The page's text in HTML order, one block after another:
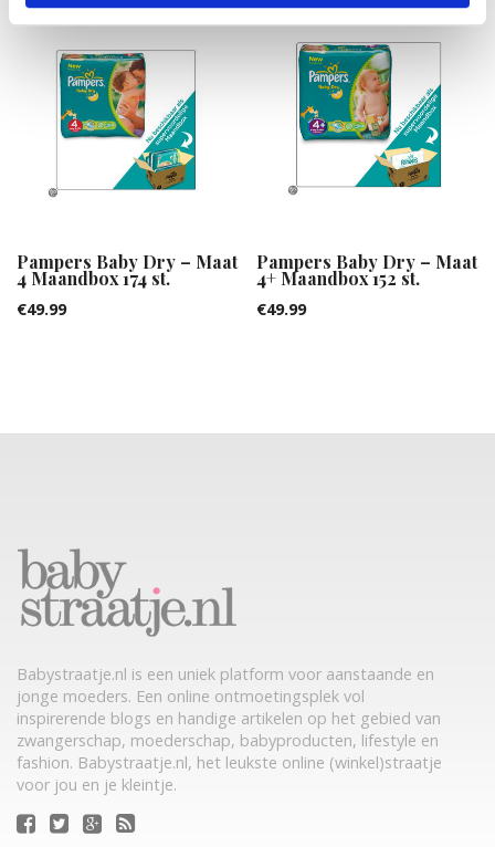
Pampers Baby Dry – Maat
4 Maandbox 174 st.
€49.99
Pampers Baby Dry – Maat
4+ Maandbox 152 st.
€49.99
Babystraatje.nl is een uniek platform voor aanstaande en
jonge moeders. Een online ontmoetingsplek vol
inspirerende blogs en handige artikelen op het gebied van
zwangerschap, moederschap, babyproducten, lifestyle en
fashion. Babystraatje.nl, het leukste online (winkel)straatje
voor jou en je kleintje.